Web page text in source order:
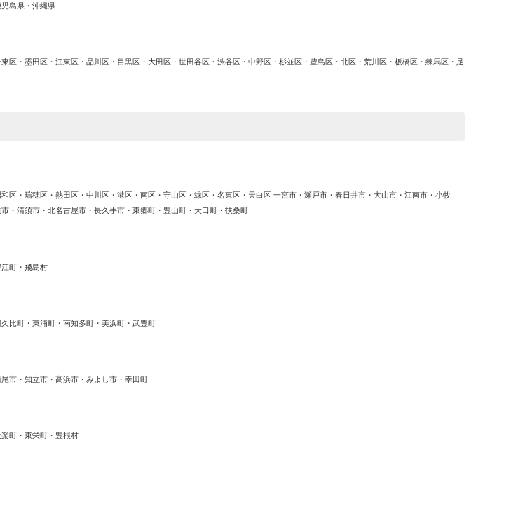
島県・沖縄県
区・墨田区・江東区・品川区・目黒区・大田区・世田谷区・渋谷区・中野区・杉並区・豊島区・北区・荒川区・板橋区・練馬区・足
区・瑞穂区・熱田区・中川区・港区・南区・守山区・緑区・名東区・天白区 一宮市・瀬戸市・春日井市・犬山市・江南市・小牧
・清須市・北名古屋市・長久手市・東郷町・豊山町・大口町・扶桑町
町・飛島村
比町・東浦町・南知多町・美浜町・武豊町
市・知立市・高浜市・みよし市・幸田町
町・東栄町・豊根村